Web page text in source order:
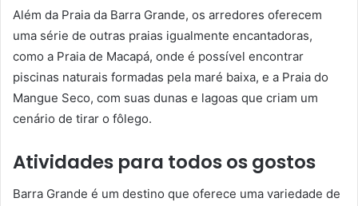
Além da Praia da Barra Grande, os arredores oferecem
uma série de outras praias igualmente encantadoras,
como a Praia de Macapá, onde é possível encontrar
piscinas naturais formadas pela maré baixa, e a Praia do
Mangue Seco, com suas dunas e lagoas que criam um
cenário de tirar o fôlego.
Atividades para todos os gostos
Barra Grande é um destino que oferece uma variedade de